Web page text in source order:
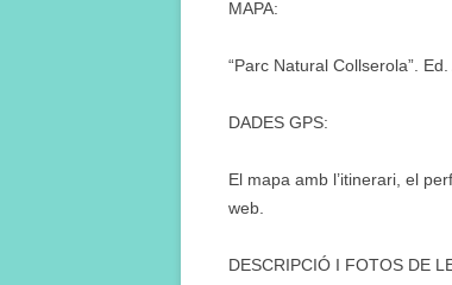
MAPA:
“Parc Natural Collserola”. Ed.
DADES GPS:
El mapa amb l’itinerari, el
web.
DESCRIPCIÓ I FOTOS DE